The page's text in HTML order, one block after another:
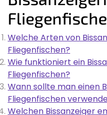
Welche Arten von
Fliegenfischen?
Wie funktioniert ein
Fliegenfischen?
Wann sollte man einen
Fliegenfischen
Welchen Bissanzeiger